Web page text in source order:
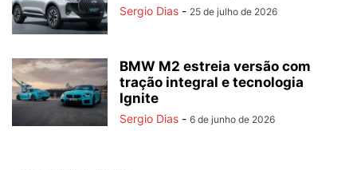
Sergio Dias - 25 de julho de 2026
BMW M2 estreia versão com
tração integral e tecnologia
Ignite
Sergio Dias - 6 de junho de 2026